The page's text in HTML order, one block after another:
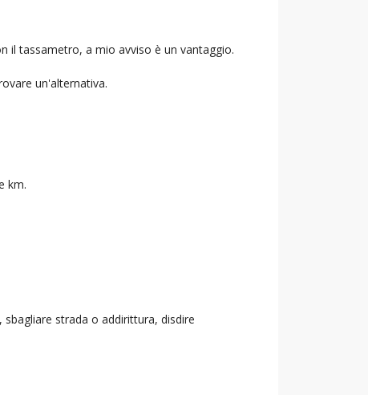
il tassametro, a mio avviso è un vantaggio.
un'alternativa.
km.
strada o addirittura, disdire